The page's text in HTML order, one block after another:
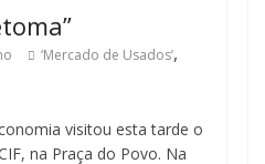
‘Mercado de Usados’,
visitou esta tarde o
na Praça do Povo. Na